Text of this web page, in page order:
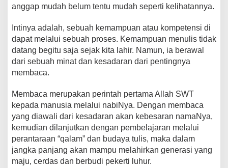
anggap mudah belum tentu mudah seperti kelihatannya.
Intinya adalah, sebuah kemampuan atau kompetensi di
dapat melalui sebuah proses. Kemampuan menulis tidak
datang begitu saja sejak kita lahir. Namun, ia berawal
dari sebuah minat dan kesadaran dari pentingnya
membaca.
Membaca merupakan perintah pertama Allah SWT
kepada manusia melalui nabiNya. Dengan membaca
yang diawali dari kesadaran akan kebesaran namaNya,
kemudian dilanjutkan dengan pembelajaran melalui
perantaraan “qalam” dan budaya tulis, maka dalam
jangka panjang akan mampu melahirkan generasi yang
maju, cerdas dan berbudi pekerti luhur.